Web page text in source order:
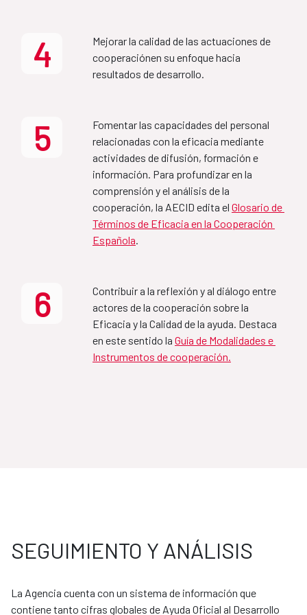
MAP Etiopía-España
Country Partnership
Framework Ethiopia-Spain
2022-2027
MAP Bolivia-España
MAP Mozambique-España
España-Colombia
2025-2029
Aprobado por el Consejo Rector de la Agencia, el 16
de junio de 2025 y publicado en junio de 2025
Informe Seguimiento Plan
Acción 2025
Plan de acción 2026
Aprobado por el Consejo Rector de la Agencia, el 30
4
Mejorar la calidad de las actuaciones de
cooperaciónen su enfoque hacia
resultados de desarrollo.
5
Fomentar las capacidades del personal
relacionadas con la eficacia mediante
actividades de difusión, formación e
información. Para profundizar en la
comprensión y el análisis de la
cooperación, la AECID edita el Glosario de
Términos de Eficacia en la Cooperación
Española.
6
Contribuir a la reflexión y al diálogo entre
actores de la cooperación sobre la
Eficacia y la Calidad de la ayuda. Destaca
en este sentido la Guía de Modalidades e
Instrumentos de cooperación.
SEGUIMIENTO Y ANÁLISIS
La Agencia cuenta con un sistema de información que
contiene tanto cifras globales de Ayuda Oficial al Desarrollo